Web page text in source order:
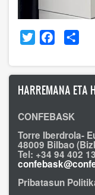
Twitter Facebook
HARREMANA ETA
CONFEBASK
Torre Iberdrola-
48009 Bilbao
Tel: +34 94 402
Pribatasun